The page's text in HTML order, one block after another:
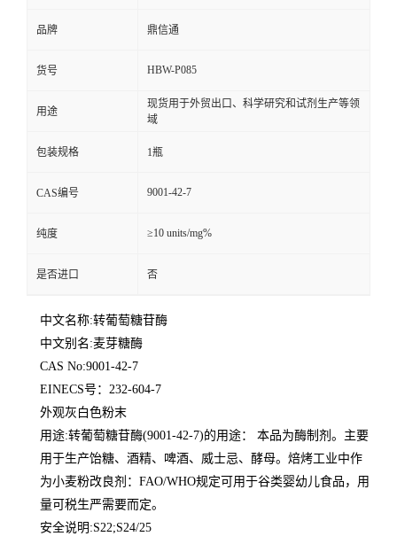
品牌 鼎信通
货号 HBW-P085
用途
现货用于外贸出口、科学研究和试剂生产等领
域
包装规格 1瓶
CAS编号 9001-42-7
纯度 ≥10 units/mg%
是否进口 否
中文名称:转葡萄糖苷酶
中文别名:麦芽糖酶
CAS No:9001-42-7
EINECS号：232-604-7
外观灰白色粉末
用途:转葡萄糖苷酶(9001-42-7)的用途： 本品为酶制剂。主要
用于生产饴糖、酒精、啤酒、威士忌、酵母。焙烤工业中作
为小麦粉改良剂：FAO/WHO规定可用于谷类婴幼儿食品，用
量可税生严需要而定。
安全说明:S22;S24/25